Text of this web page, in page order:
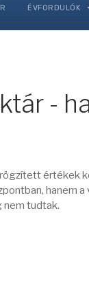
ÉVFORDULÓK
-
értékek
hanem
nem tudtak.